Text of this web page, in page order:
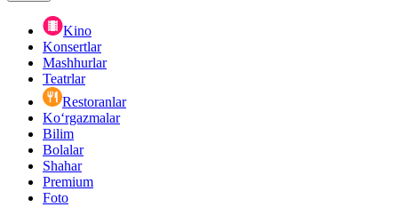
Kino
Konsertlar
Mashhurlar
Teatrlar
Restoranlar
Ko‘rgazmalar
Bilim
Bolalar
Shahar
Premium
Foto